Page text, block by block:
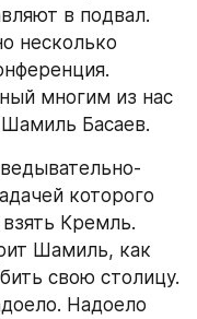
в подвал.
несколько
многим из нас
Басаев.
которого
Кремль.
Шамиль, как
свою столицу.
Надоело